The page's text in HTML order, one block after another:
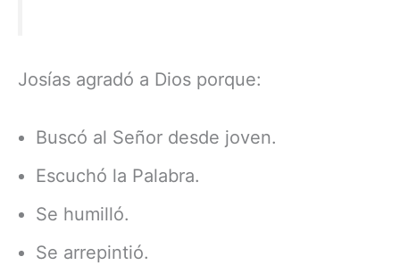
Josías agradó a Dios porque:
Buscó al Señor desde joven.
Escuchó la Palabra.
Se humilló.
Se arrepintió.